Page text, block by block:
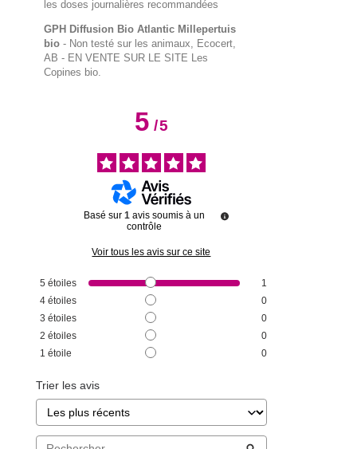
les doses journalières recommandées
GPH Diffusion Bio Atlantic Millepertuis
bio - Non testé sur les animaux, Ecocert,
AB - EN VENTE SUR LE SITE Les
Copines bio.
5/5
Basé sur 1 avis soumis à un
contrôle
Voir tous les avis sur ce site
5 étoiles
1
4 étoiles
0
3 étoiles
0
2 étoiles
0
1 étoile 0
Trier les avis